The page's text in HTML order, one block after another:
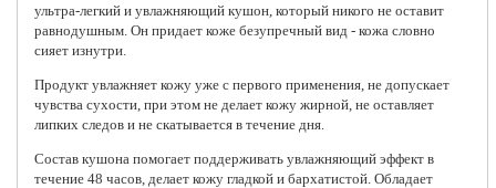
ультра-легкий и увлажняющий кушон, который никого не оставит
равнодушным. Он придает коже безупречный вид - кожа словно
сияет изнутри.
Продукт увлажняет кожу уже с первого применения, не допускает
чувства сухости, при этом не делает кожу жирной, не оставляет
липких следов и не скатывается в течение дня.
Состав кушона помогает поддерживать увлажняющий эффект в
течение 48 часов, делает кожу гладкой и бархатистой. Обладает